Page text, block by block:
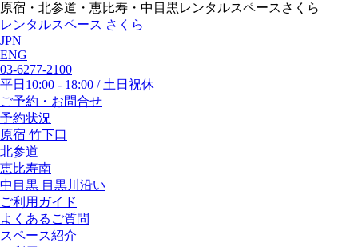
原宿・北参道・恵比寿・中目黒レンタルスペースさくら
レンタルスペース さくら
JPN
ENG
03-6277-2100
平日10:00 - 18:00 / 土日祝休
ご予約・お問合せ
予約状況
原宿 竹下口
北参道
恵比寿南
中目黒 目黒川沿い
ご利用ガイド
よくあるご質問
スペース紹介